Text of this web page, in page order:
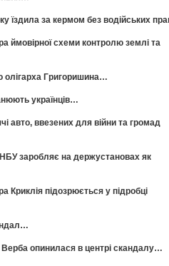
їздила за кермом без водійських
ймовірної схеми контролю землі та
олігарха Григоришина…
українців…
авто, ввезених для війни та громад
заробляє на держустановах як
Криклія підозрюється у підробці
опинилася в центрі скандалу…